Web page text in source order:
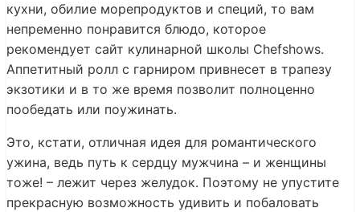
кухни, обилие морепродуктов и специй, то вам
непременно понравится блюдо, которое
рекомендует сайт кулинарной школы Chefshows.
Аппетитный ролл с гарниром привнесет в трапезу
экзотики и в то же время позволит полноценно
пообедать или поужинать.
Это, кстати, отличная идея для романтического
ужина, ведь путь к сердцу мужчина – и женщины
тоже! – лежит через желудок. Поэтому не упустите
прекрасную возможность удивить и побаловать